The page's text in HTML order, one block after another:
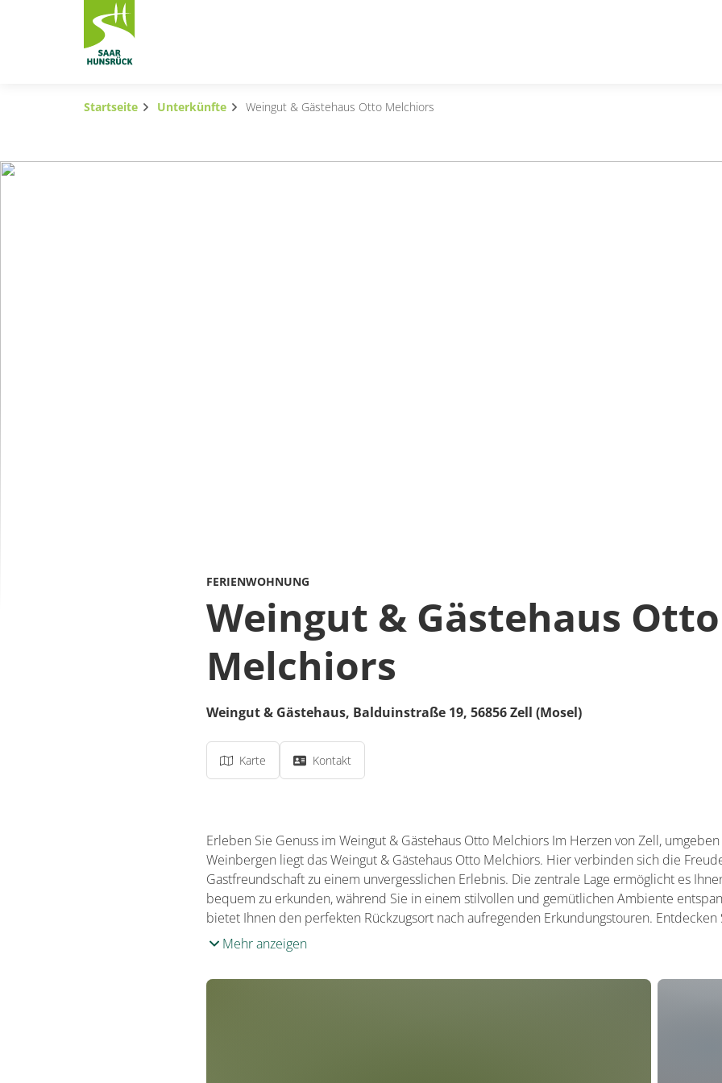
Zum Hauptinhalt springen
Subnavigation umschalten
Startseite Unterkünfte Weingut & Gästehaus Otto Melchiors
FERIENWOHNUNG
Weingut & Gästehaus Otto
Melchiors
Weingut & Gästehaus, Balduinstraße 19, 56856Zell (Mosel)
Karte Kontakt
Erleben Sie Genuss im Weingut & Gästehaus Otto Melchiors Im Herzen von Zell,
Weinbergen liegt das Weingut & Gästehaus Otto Melchiors. Hier verbinden sich die
Gastfreundschaft zu einem unvergesslichen Erlebnis. Die zentrale Lage ermöglicht es
bequem zu erkunden, während Sie in einem stilvollen und gemütlichen Ambiente
bietet Ihnen den perfekten Rückzugsort nach aufregenden Erkundungstouren.
Mehr anzeigen